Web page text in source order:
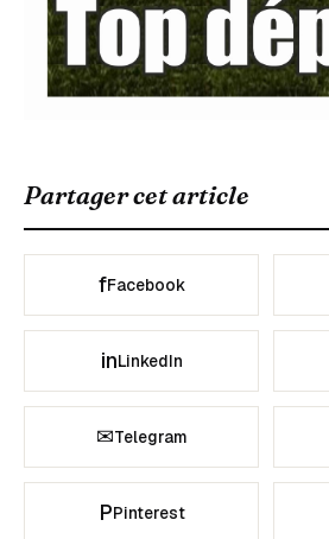
Partager cet article
fFacebook
inLinkedIn
✉Telegram
PPinterest